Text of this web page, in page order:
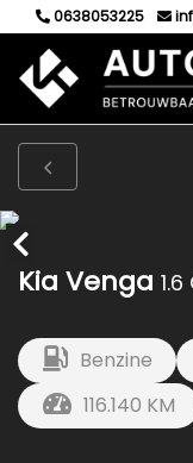
0638053225
Kia Venga
Benzine
116.140 KM